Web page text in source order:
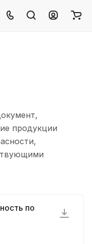
продукции
по